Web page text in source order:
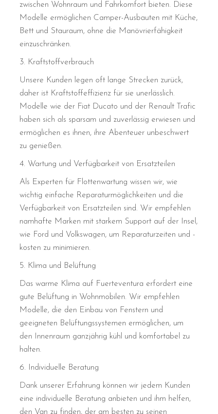
zwischen Wohnraum und Fahrkomfort bieten. Diese
Modelle ermöglichen Camper-Ausbauten mit Küche,
Bett und Stauraum, ohne die Manövrierfähigkeit
einzuschränken.
3. Kraftstoffverbrauch
Unsere Kunden legen oft lange Strecken zurück,
daher ist Kraftstoffeffizienz für sie unerlässlich.
Modelle wie der Fiat Ducato und der Renault Trafic
haben sich als sparsam und zuverlässig erwiesen und
ermöglichen es ihnen, ihre Abenteuer unbeschwert
zu genießen.
4. Wartung und Verfügbarkeit von Ersatzteilen
Als Experten für Flottenwartung wissen wir, wie
wichtig einfache Reparaturmöglichkeiten und die
Verfügbarkeit von Ersatzteilen sind. Wir empfehlen
namhafte Marken mit starkem Support auf der Insel,
wie Ford und Volkswagen, um Reparaturzeiten und -
kosten zu minimieren.
5. Klima und Belüftung
Das warme Klima auf Fuerteventura erfordert eine
gute Belüftung in Wohnmobilen. Wir empfehlen
Modelle, die den Einbau von Fenstern und
geeigneten Belüftungssystemen ermöglichen, um
den Innenraum ganzjährig kühl und komfortabel zu
halten.
6. Individuelle Beratung
Dank unserer Erfahrung können wir jedem Kunden
eine individuelle Beratung anbieten und ihm helfen,
den Van zu finden, der am besten zu seinen